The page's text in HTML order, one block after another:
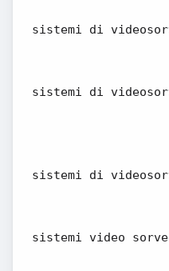
sistemi di
sistemi di
sistemi di
sistemi video